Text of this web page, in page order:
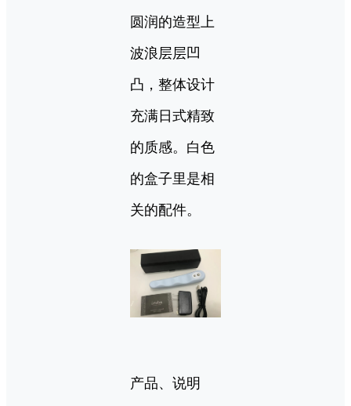
圆润的造型上
波浪层层凹
凸，整体设计
充满日式精致
的质感。白色
的盒子里是相
关的配件。
产品、说明